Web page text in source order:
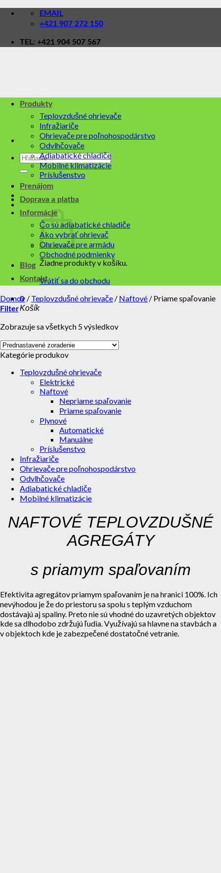
Skip
EMAIL
+421 907 272 150
TEL: +421 904 507 567
Hľadať:
Prihlásenie
Košík /0,00€ 0
Žiadne produkty v košíku.
Vrátiť sa do obchodu
0
Košík
Produkty
Teplovzdušné ohrievače
Infražiariče
Ohrievače pre poľnohospodárstvo
Odvlhčovače
Adiabatické chladiče
Mobilné klimatizácie
Príslušenstvo
Prenájom
Doprava a platba
Informácie
Čo sú adiabatické chladiče
Ako vybrať ohrievač
Ohrievače pre armádu
Obchodné podmienky
Blog
Kontakt
Domov / Teplovzdušné ohrievače / Naftové / Priame spaľovanie
Filter
Zobrazuje sa všetkych 5 výsledkov
Kategórie produkov
Teplovzdušné ohrievače
Elektrické
Naftové
Nepriame spaľovanie
Priame spaľovanie
Plynové
Automatické
Manuálne
Príslušenstvo
Infražiariče
Ohrievače pre poľnohospodárstvo
Odvlhčovače
Adiabatické chladiče
Mobilné klimatizácie
NAFTOVÉ TEPLOVZDUŠNÉ
AGREGÁTY
s priamym spaľovaním
Efektivita agregátov priamym spaľovaním je na hranici 100%. Ich
nevýhodou je že do priestoru sa spolu s teplým vzduchom
dostávajú aj spaliny. Preto nie sú vhodné do uzavretých objektov
kde sa dlhodobo zdržujú ľudia. Využívajú sa hlavne na stavbách a
v objektoch kde je zabezpečené dostatočné vetranie.